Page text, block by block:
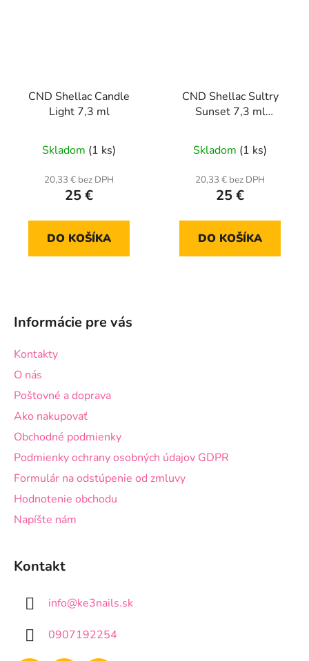
CND Shellac Candle
Light 7,3 ml
Skladom (1 ks)
20,33 € bez DPH
25 €
DO KOŠÍKA
CND Shellac Sultry
Sunset 7,3 ml
Skladom (1 ks)
20,33 € bez DPH
25 €
DO KOŠÍKA
Informácie pre vás
Kontakty
O nás
Poštovné a doprava
Ako nakupovať
Obchodné podmienky
Podmienky ochrany osobných údajov GDPR
Formulár na odstúpenie od zmluvy
Hodnotenie obchodu
Napíšte nám
Kontakt
info@ke3nails.sk
0907192254